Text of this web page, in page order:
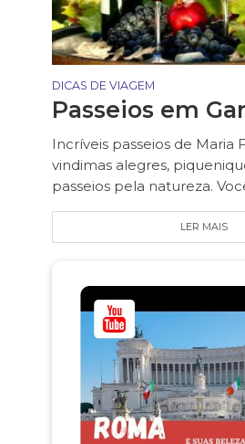
DICAS DE VIAGEM
Passeios em
Incríveis passeios de Maria
vindimas alegres,
passeios pela natureza.
LER MAIS